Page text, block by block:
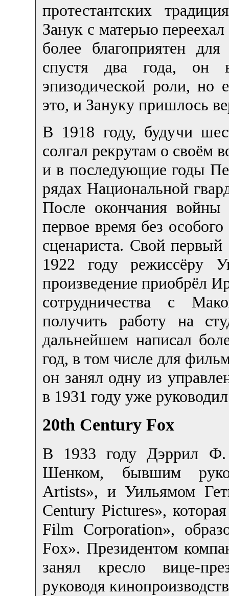
протестантских
Занук с матерью
более благоприятен
спустя два года, он
эпизодической роли, но
это, и Зануку пришлось
В 1918 году, будучи
солгал рекрутам о
и в последующие годы
рядах Национальной
После окончания войны
первое время без
сценариста. Свой
1922 году режиссёру
произведение приобрёл
сотрудничества с
получить работу на
дальнейшем написал
год, в том числе для
он занял одну из
в 1931 году уже
20th Century Fox
В 1933 году Дэррил Ф.
Шенком, бывшим
Artists», и Уильямом
Century Pictures»,
Film Corporation»,
Fox». Президентом
занял кресло вице-
руководя